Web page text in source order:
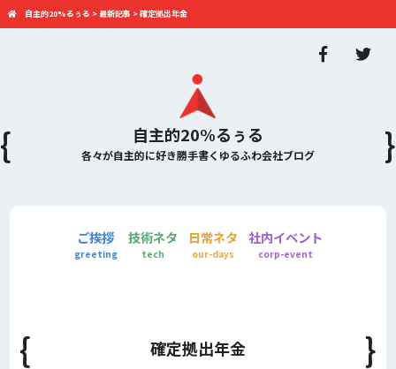
自主的20%るぅる
各々が自主的に好き勝手書くゆるふわ会社ブログ
自主的20%るぅる > 最新記事 >確定拠出年金
ご挨拶
greeting
技術ネタ
tech
日常ネタ
our-days
社内イベント
corp-event
確定拠出年金